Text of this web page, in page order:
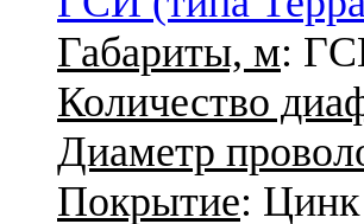
Габариты, м:
Количество
Диаметр
Покрытие: Цинк